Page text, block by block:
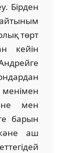
Бірден
төрт
кейін
мен
барын
аш